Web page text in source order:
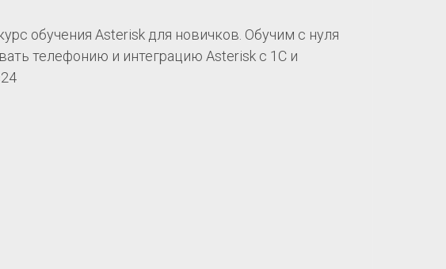
обучения Asterisk для новичков. Обучим с нуля
телефонию и интеграцию Asterisk с 1С и